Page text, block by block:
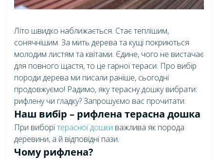
Літо швидко наближається. Стає теплішим,
сонячнішим. За мить дерева та кущі покриються
молодим листям та квітами. Єдине, чого не вистачає
для повного щастя, то це гарної тераси. Про вибір
породи дерева ми писали раніше, сьогодні
продовжуємо! Радимо, яку терасну дошку вибрати:
рифлену чи гладку? Запрошуємо вас прочитати.
Наш вибір – рифлена терасна дошка
При виборітерасної дошки важлива як порода
деревини, а й відповідні пази.
Чому рифлена?